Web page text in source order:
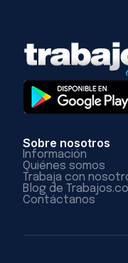
Sobre nosotros
Información
Quiénes somos
Trabaja con
Blog de
Contáctanos